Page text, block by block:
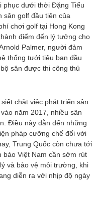
phục dưới thời Đặng Tiểu
sân golf đầu tiên của
chơi golf tại Hong Kong
điểm đến lý tưởng cho
Palmer, người đảm
thống tưới tiêu ban đầu
sân được thi công thủ
chặt việc phát triển sân
năm 2017, nhiều sân
Điều này dẫn đến những
pháp cưỡng chế đối với
Trung Quốc còn chưa tới
báo Việt Nam cần sớm rút
và bảo vệ môi trường, khi
diễn ra với nhịp độ ngày